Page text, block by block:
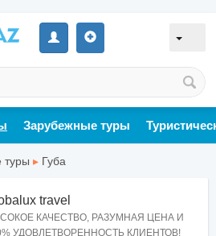
Зарубежные туры
туры ▸ Губа
travel
КАЧЕСТВО, РАЗУМНАЯ ЦЕНА И
УДОВЛЕТВОРЕННОСТЬ КЛИЕНТОВ!